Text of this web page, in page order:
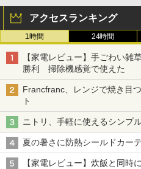
アクセスランキング
1時間 24時間
【家電レビュー】手ごわい雑
勝利 掃除機感覚で使えた
Francfranc、レンジで焼き目
ト
ニトリ、手軽に使えるシンプ
夏の暑さに防熱シールドカ
【家電レビュー】炊飯と同時